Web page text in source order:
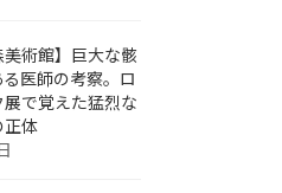
美術館】巨大な骸
医師の考察。ロ
展で覚えた猛烈な
正体